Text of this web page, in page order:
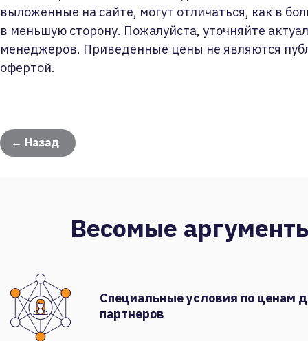
выложенные на сайте, могут отличаться, как в
в меньшую сторону. Пожалуйста, уточняйте
менеджеров. Приведённые цены не являются
офертой.
← Назад
Весомые
Специальные условия по ценам
партнеров